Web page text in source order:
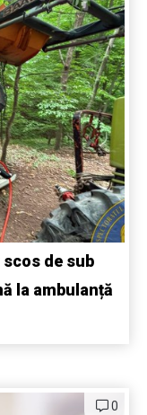
de sub
la ambulanță
0